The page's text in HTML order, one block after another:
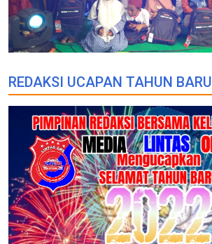
REDAKSI UCAPAN TAHUN BARU